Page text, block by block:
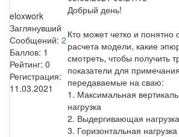
eloxwork
Заглянувший
Сообщений: 2
Баллов: 1
Рейтинг: 0
Регистрация:
11.03.2021
Добрый день!
Кто может четко и понятно
расчета модели, какие
смотреть, чтобы получить
показатели для
передаваемые на сваю:
1. Максимальная
нагрузка
2. Выдергивающая нагрузка
3. Горизонтальная нагрузка